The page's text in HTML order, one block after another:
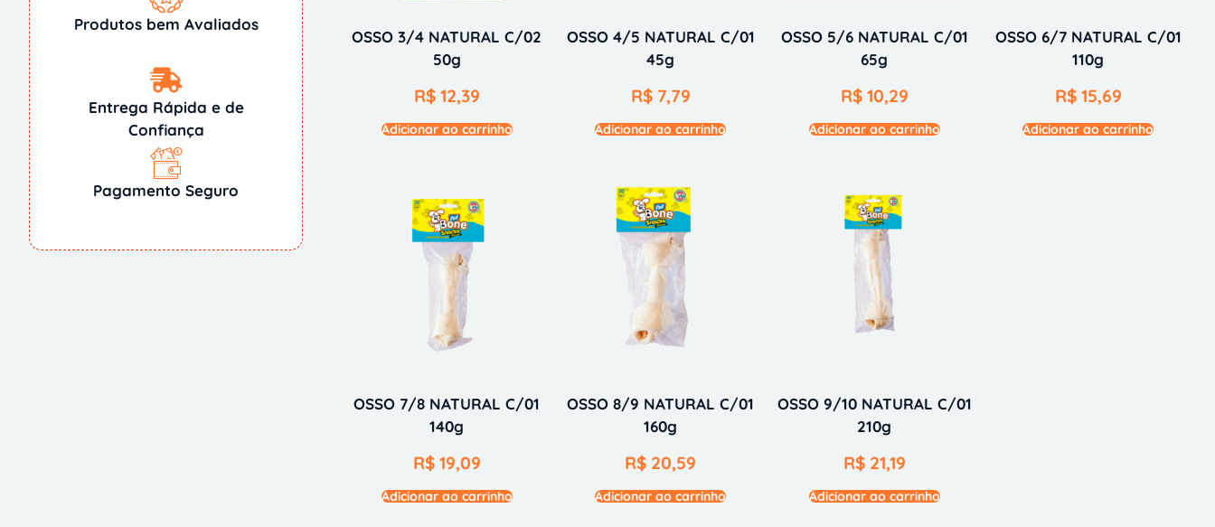
Produtos bem Avaliados
Entrega Rápida e de
Confiança
Pagamento Seguro
OSSO 3/4 NATURAL C/02
50g
R$12,39
Adicionar ao carrinho
OSSO 4/5 NATURAL C/01
45g
R$7,79
Adicionar ao carrinho
OSSO 5/6 NATURAL C/01
65g
R$10,29
Adicionar ao carrinho
OSSO 6/7 NATURAL C/01
110g
R$15,69
Adicionar ao carrinho
OSSO 7/8 NATURAL C/01
140g
R$19,09
Adicionar ao carrinho
OSSO 8/9 NATURAL C/01
160g
R$ 20,59
Adicionar ao carrinho
OSSO 9/10 NATURAL C/01
210g
R$21,19
Adicionar ao carrinho